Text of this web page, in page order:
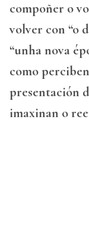
compoñer o
volver con “o
“unha nova
como
presentación
imaxinan o